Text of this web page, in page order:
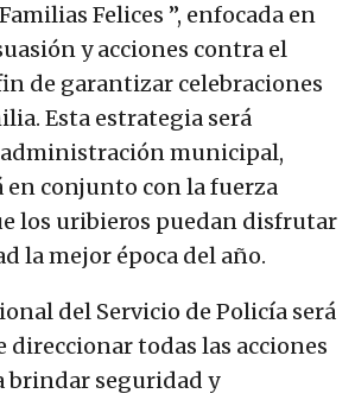
Felices ”, enfocada en
y acciones contra el
de garantizar celebraciones
Esta estrategia será
administración municipal,
en conjunto con la fuerza
los uribieros puedan disfrutar
la mejor época del año.
del Servicio de Policía será
direccionar todas las acciones
brindar seguridad y